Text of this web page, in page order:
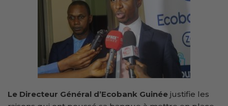
Le Directeur Général d’Ecobank Guinée justifie les